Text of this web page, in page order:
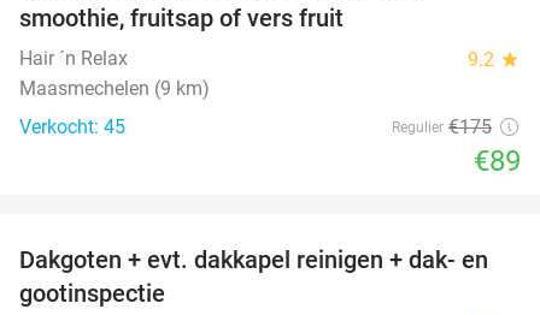
smoothie, fruitsap of vers fruit
Hair ´n Relax 9.2 star
Maasmechelen (9 km)
Verkocht: 45
Regulier €175
€89
41%
Dakgoten + evt. dakkapel reinigen + dak- en
gootinspectie